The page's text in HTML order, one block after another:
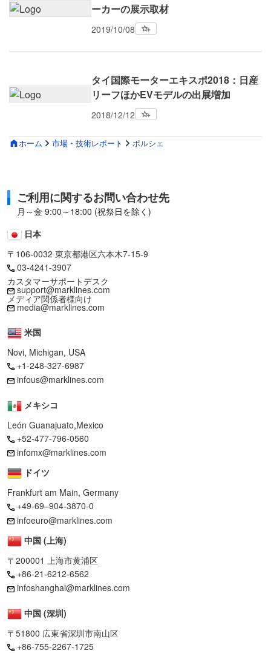
ホーム 市場・技術レポート ポルシェ
ーカーの展示取材
2019/10/08
タイ国際モーターエキスポ2018：日産
リーフほかEVモデルの出展増加
2018/12/12
ご利用に関するお問い合わせ先
月～金 9:00～18:00 (祝祭日を除く)
日本
〒106-0032 東京都港区六本木7-15-9
03-4241-3907
カスタマーサポートデスク
support@marklines.com
メディア関係者様向け
media@marklines.com
米国
Novi, Michigan, USA
+1-248-327-6987
infous@marklines.com
メキシコ
León Guanajuato,Mexico
+52-477-796-0560
infomx@marklines.com
ドイツ
Frankfurt am Main, Germany
+49-69–904-3870-0
infoeuro@marklines.com
中国 (上海)
〒200001 上海市黄浦区
+86-21-6212-6562
infoshanghai@marklines.com
中国 (深圳)
〒51800 広東省深圳市南山区
+86-755-2267-1725